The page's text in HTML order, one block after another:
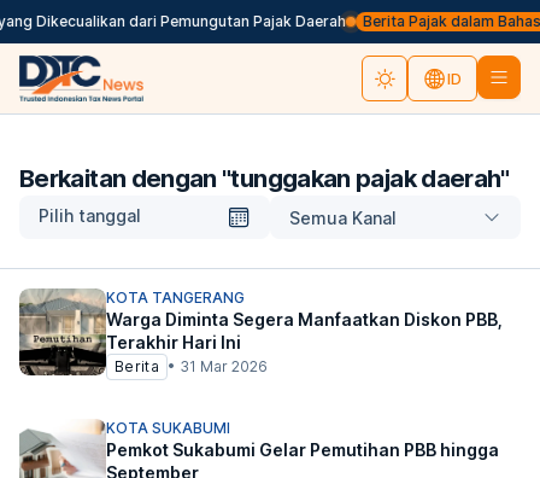
Dikecualikan dari Pemungutan Pajak Daerah Berita Pajak dalam
ID
Berkaitan dengan "tunggakan pajak daerah"
Pilih tanggal Semua Kanal
KOTA TANGERANG
Warga Diminta Segera Manfaatkan Diskon PBB,
Terakhir Hari Ini
Berita • 31 Mar 2026
KOTA SUKABUMI
Pemkot Sukabumi Gelar Pemutihan PBB hingga
September